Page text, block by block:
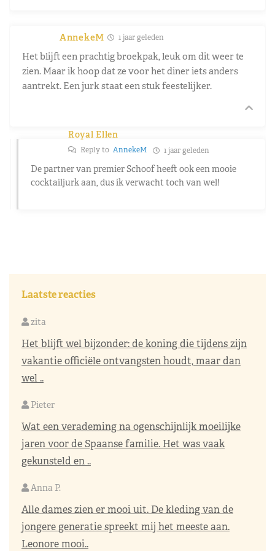
AnnekeM 1 jaar geleden
Het blijft een prachtig broekpak, leuk om dit weer te
zien. Maar ik hoop dat ze voor het diner iets anders
aantrekt. Een jurk staat een stuk feestelijker.
Royal Ellen
Reply to AnnekeM 1 jaar geleden
De partner van premier Schoof heeft ook een mooie
cocktailjurk aan, dus ik verwacht toch van wel!
Laatste reacties
zita
Het blijft wel bijzonder: de koning die tijdens zijn
vakantie officiële ontvangsten houdt, maar dan
wel ..
Pieter
Wat een verademing na ogenschijnlijk moeilijke
jaren voor de Spaanse familie. Het was vaak
gekunsteld en ..
Anna P.
Alle dames zien er mooi uit. De kleding van de
jongere generatie spreekt mij het meeste aan.
Leonore mooi..